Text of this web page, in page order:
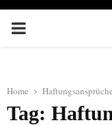
PRIMARY
Home Haftungsansprüche
Tag: